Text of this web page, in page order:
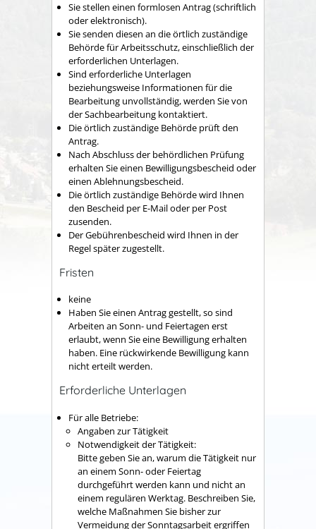
Sie stellen einen formlosen Antrag (schriftlich
oder elektronisch).
Sie senden diesen an die örtlich zuständige
Behörde für Arbeitsschutz, einschließlich der
erforderlichen Unterlagen.
Sind erforderliche Unterlagen
beziehungsweise Informationen für die
Bearbeitung unvollständig, werden Sie von
der Sachbearbeitung kontaktiert.
Die örtlich zuständige Behörde prüft den
Antrag.
Nach Abschluss der behördlichen Prüfung
erhalten Sie einen Bewilligungsbescheid oder
einen Ablehnungsbescheid.
Die örtlich zuständige Behörde wird Ihnen
den Bescheid per E-Mail oder per Post
zusenden.
Der Gebührenbescheid wird Ihnen in der
Regel später zugestellt.
Fristen
keine
Haben Sie einen Antrag gestellt, so sind
Arbeiten an Sonn- und Feiertagen erst
erlaubt, wenn Sie eine Bewilligung erhalten
haben. Eine rückwirkende Bewilligung kann
nicht erteilt werden.
Erforderliche Unterlagen
Für alle Betriebe:
Angaben zur Tätigkeit
Notwendigkeit der Tätigkeit:
Bitte geben Sie an, warum die Tätigkeit nur
an einem Sonn- oder Feiertag
durchgeführt werden kann und nicht an
einem regulären Werktag. Beschreiben Sie,
welche Maßnahmen Sie bisher zur
Vermeidung der Sonntagsarbeit ergriffen